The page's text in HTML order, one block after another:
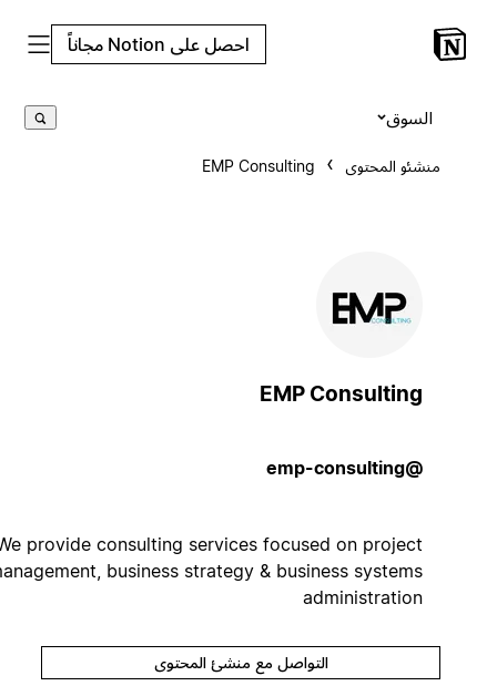
احصل على Notion مجاناً
منشئو المحتوى EMP Consulting
EMP Consulting
We provide consulting services focused on project
management, business strategy & business systems
administration
التواصل مع منشئ المحتوى